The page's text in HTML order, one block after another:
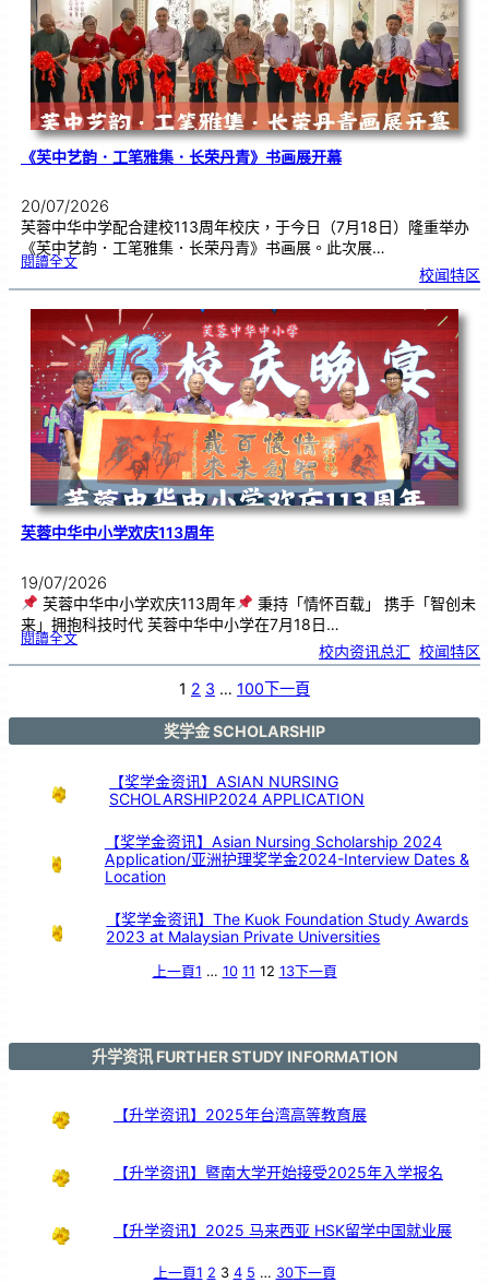
领
袖
素
质
讲
座
《芙中艺韵．工笔雅集．长荣丹青》书画展开幕
20/07/2026
芙蓉中华中学配合建校113周年校庆，于今日（7月18日）隆重举办
《芙中艺韵．工笔雅集．长荣丹青》书画展。此次展…
閱讀全文:《
艺
．
工
笔
雅
集
．
长
荣
丹
青
》
书
画
展
开
幕
校闻特区
芙蓉中华中小学欢庆113周年
19/07/2026
芙蓉中华中小学欢庆113周年
秉持「情怀百载」 携手「智创未
来」拥抱科技时代 芙蓉中华中小学在7月18日…
閱讀全文:芙
华
1
年
校内资讯总汇 校闻特区
1 2 3 … 100下一頁
奖学金 SCHOLARSHIP
【奖学金资讯】ASIAN NURSING
SCHOLARSHIP2024 APPLICATION
【奖学金资讯】Asian Nursing Scholarship 2024
Application/亚洲护理奖学金2024-Interview Dates &
Location
【奖学金资讯】The Kuok Foundation Study Awards
2023 at Malaysian Private Universities
上一頁1 … 10 11 12 13下一頁
升学资讯 FURTHER STUDY INFORMATION
【升学资讯】2025年台湾高等教育展
【升学资讯】暨南大学开始接受2025年入学报名
【升学资讯】2025 马来西亚 HSK留学中国就业展
上一頁1 2 3 4 5 … 30下一頁